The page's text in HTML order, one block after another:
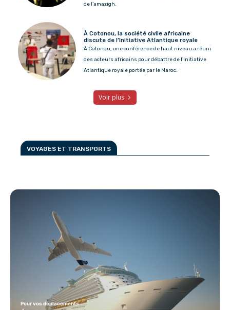
de l’amazigh.
À Cotonou, la société civile africaine
discute de l’Initiative Atlantique royale
À Cotonou, une conférence de haut niveau a réuni
des acteurs africains pour débattre de l’Initiative
Atlantique royale portée par le Maroc.
Voir plus
VOYAGES ET TRANSPORTS
Pour vos déplacements